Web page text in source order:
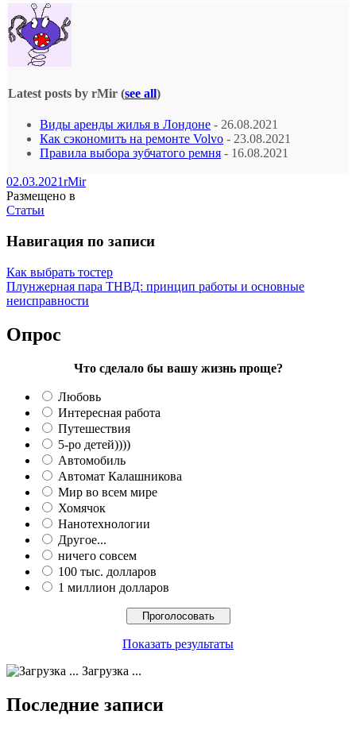
Latest posts by rMir (see all)
Виды аренды жилья в Лондоне - 26.08.2021
Как сэкономить на ремонте Volvo - 23.08.2021
Правила выбора зубчатого ремня - 16.08.2021
02.03.2021rMir
Размещено в
Статьи
Навигация по записи
Как выбрать тостер
Плунжерная пара ТНВД: принцип работы и основные
неисправности
Опрос
Что сделало бы вашу жизнь проще?
Любовь
Интересная работа
Путешествия
5-ро детей))))
Автомобиль
Автомат Калашникова
Мир во всем мире
Хомячок
Нанотехнологии
Другое...
ничего совсем
100 тыс. долларов
1 миллион долларов
Показать результаты
Загрузка ...
Последние записи